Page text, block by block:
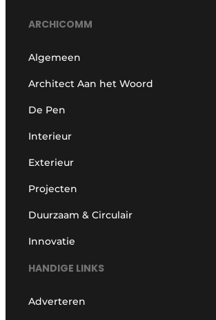
ARCHICOMM
Algemeen
Architect Aan het Woord
De Pen
Interieur
Exterieur
Projecten
Duurzaam & Circulair
Innovatie
HANDIGE LINKS
Adverteren